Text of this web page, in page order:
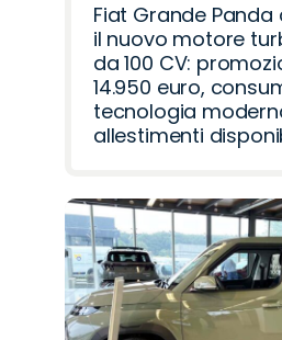
Fiat Grande
il nuovo motore
da 100 CV:
14.950 euro,
tecnologia
allestimenti